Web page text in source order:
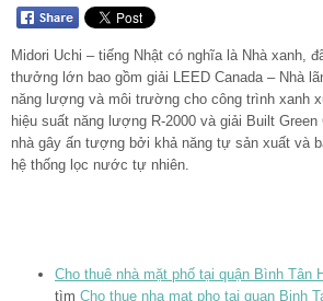
Midori Uchi – tiếng Nhật có nghĩa là Nhà xanh,
thưởng lớn bao gồm giải LEED Canada – Nhà
năng lượng và môi trường cho công trình xanh
hiệu suất năng lượng R-2000 và giải Built Green
nhà gây ấn tượng bởi khả năng tự sản xuất và
hệ thống lọc nước tự nhiên.
Cho thuê nhà mặt phố tại quận Bình Tân
tìm Cho thue nha mat pho tai quan Binh